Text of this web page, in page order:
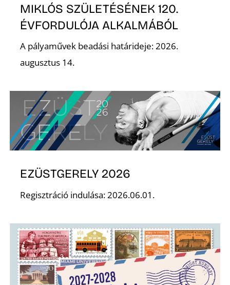
MIKLÓS SZÜLETÉSÉNEK 120.
ÉVFORDULÓJA ALKALMÁBÓL
A pályaművek beadási határideje: 2026.
augusztus 14.
EZÜSTGERELY 2026
Regisztráció indulása: 2026.06.01.